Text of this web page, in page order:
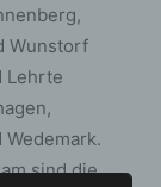
Wunstorf
Lehrte
sind die